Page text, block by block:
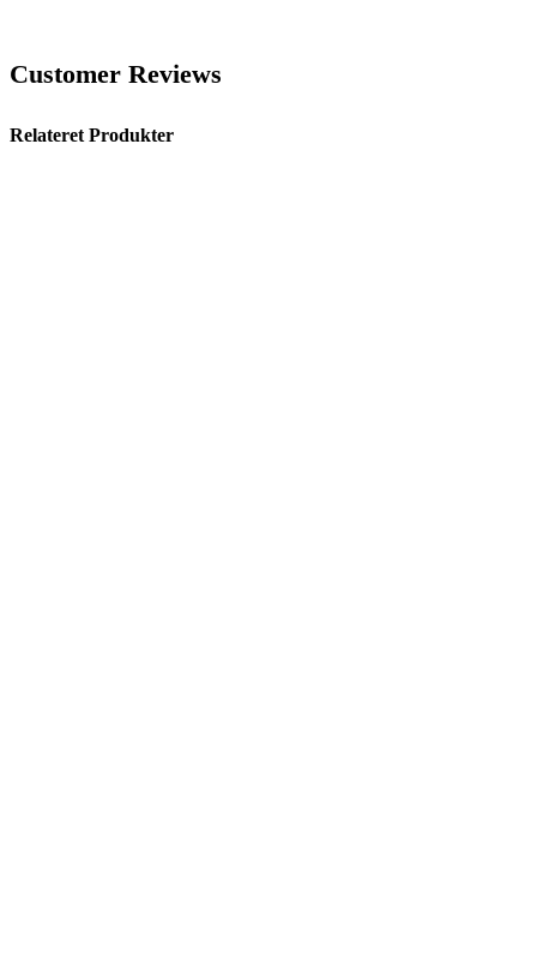
Customer Reviews
Relateret Produkter